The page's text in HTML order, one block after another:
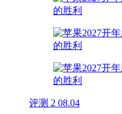
评测 2 08.04